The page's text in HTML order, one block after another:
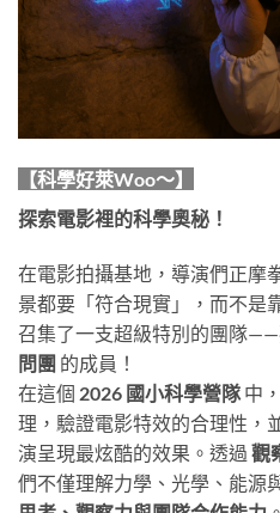
【科學好萊Woo～】
探索電影裡的科學奧秘！
在電影拍攝基地，導演們正摩
景都要「符合現實」，而不是
召集了一支超級特別的團隊
問團 的成員！
在這個 2026 國小科學營隊 中
理，驗證電影特效的合理性，
演呈現最炫酷的效果。透過 觀
們不僅理解力學、光學、能源